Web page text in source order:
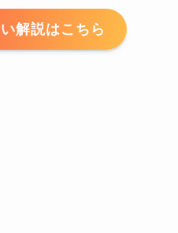
解説はこちら